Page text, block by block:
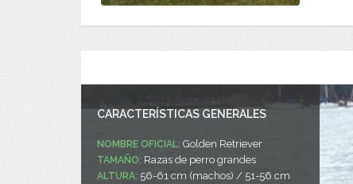
CARACTERÍSTICAS GENERALES
NOMBRE OFICIAL: Golden Retriever
TAMAÑO: Razas de perro grandes
ALTURA: 56-61 cm (machos) / 51-56 cm